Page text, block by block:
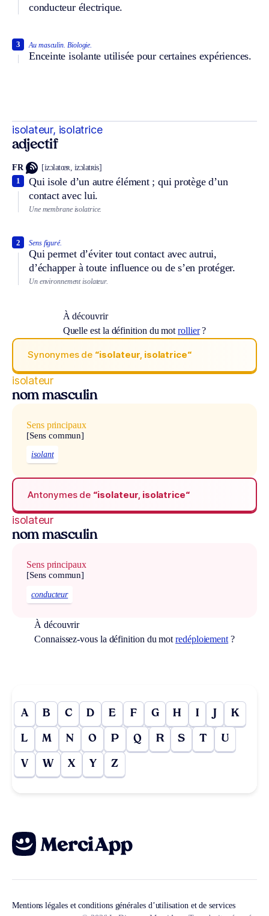
conducteur électrique.
Au masculin. Biologie.
Enceinte isolante utilisée pour certaines expériences.
3
isolateur, isolatrice
adjectif
FR [izɔlatœʀ, izɔlatʀis]
Qui isole d’un autre élément ; qui protège d’un
contact avec lui.
1
Une membrane isolatrice.
Sens figuré.
Qui permet d’éviter tout contact avec autrui,
d’échapper à toute influence ou de s’en protéger.
2
Un environnement isolateur.
À découvrir
Quelle est la définition du motrollier?
Synonymes de “isolateur, isolatrice“
isolateur
nom masculin
Sens principaux
[Sens commun]
isolant
Antonymes de “isolateur, isolatrice“
isolateur
nom masculin
Sens principaux
[Sens commun]
conducteur
À découvrir
Connaissez-vous la définition du motredéploiement ?
A B C D E F G H I J K
L M N O P Q R S T U
V W X Y Z
Mentions légales et conditions générales d’utilisation et de services